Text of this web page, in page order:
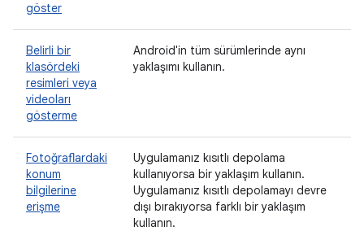
göster
Belirli bir
klasördeki
resimleri veya
videoları
gösterme
Android'in tüm sürümlerinde aynı
yaklaşımı kullanın.
Fotoğraflardaki
konum
bilgilerine
erişme
Uygulamanız kısıtlı depolama
kullanıyorsa bir yaklaşım kullanın.
Uygulamanız kısıtlı depolamayı devre
dışı bırakıyorsa farklı bir yaklaşım
kullanın.